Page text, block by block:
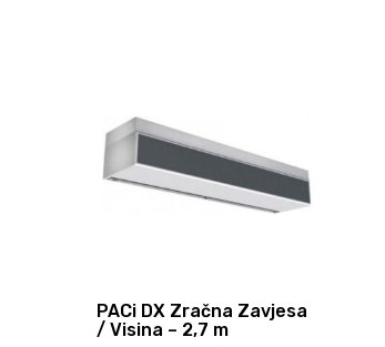
PACi DX Zračna Zavjesa
/ Visina – 2,7 m